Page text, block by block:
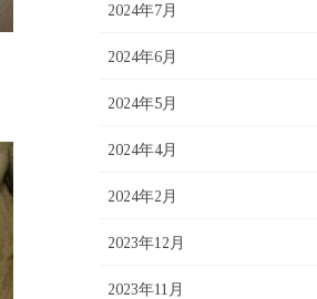
2024年7月
2024年6月
2024年5月
2024年4月
2024年2月
2023年12月
2023年11月